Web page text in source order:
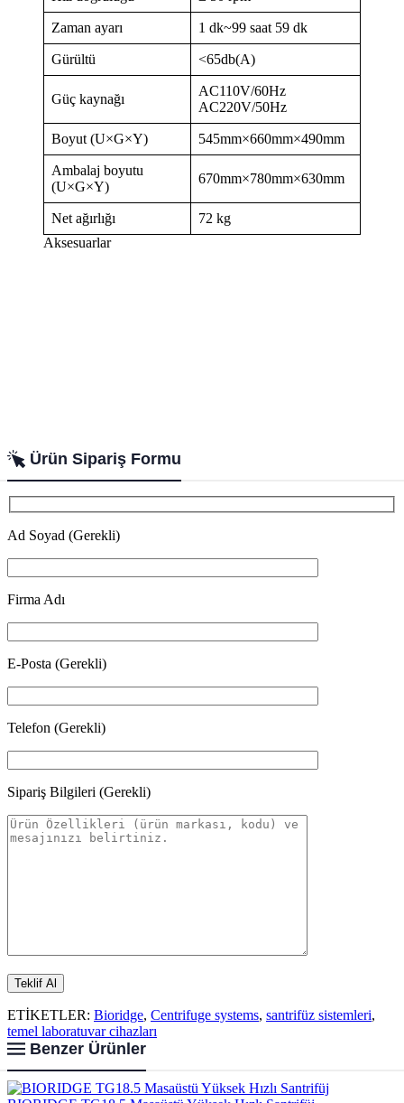
Zaman ayarı 1 dk~99 saat 59 dk
Gürültü <65db(A)
Güç kaynağı
AC110V/60Hz
AC220V/50Hz
Boyut (U×G×Y) 545mm×660mm×490mm
Ambalaj boyutu
(U×G×Y)
670mm×780mm×630mm
Net ağırlığı
72 kg
Aksesuarlar
Ürün Sipariş Formu
Ad Soyad (Gerekli)
Firma Adı
E-Posta (Gerekli)
Telefon (Gerekli)
Sipariş Bilgileri (Gerekli)
ETİKETLER: Bioridge, Centrifuge systems, santrifüz sistemleri,
temel laboratuvar cihazları
Benzer Ürünler